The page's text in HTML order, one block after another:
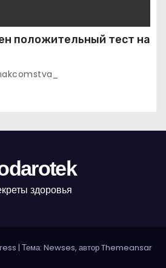
положительный тест на
здоровья
| Тема: Newses, авторThemeansar